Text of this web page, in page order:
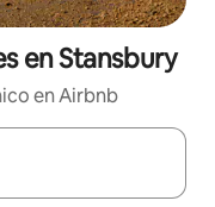
en Stansbury
en Airbnb
podrás navegar